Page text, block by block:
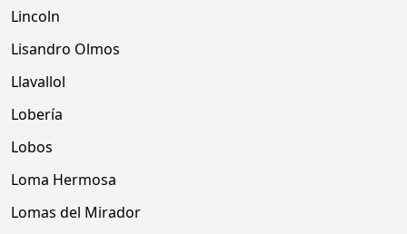
Lincoln
Lisandro Olmos
Llavallol
Lobería
Lobos
Loma Hermosa
Lomas del Mirador